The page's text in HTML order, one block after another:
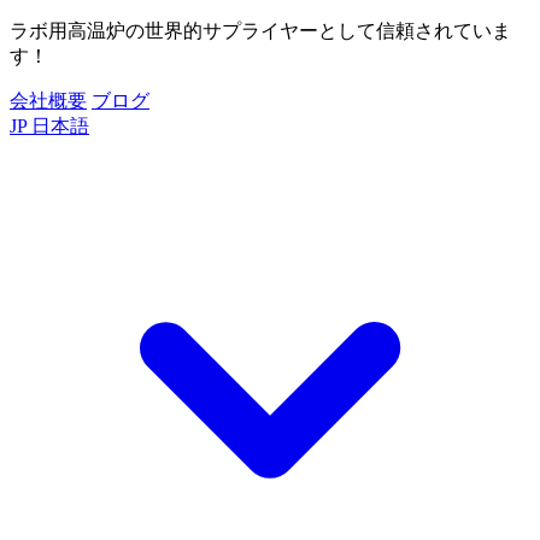
ラボ用高温炉の世界的サプライヤーとして信頼されていま
す！
会社概要 ブログ
JP 日本語